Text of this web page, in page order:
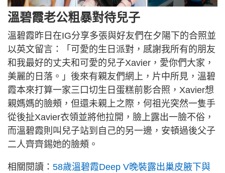
溫碧霞老公粗暴對待兒子
溫碧霞昨日在IG分享多張與好友們在夕陽下的合照並
以英文留言：「可愛的生日派對，感謝我所有的朋友
和我最好的丈夫和可愛的兒子Xavier，愛你們大家，
美麗的日落。」後來有親友們網上，片中所見，溫碧
霞本來打算一家三口切生日蛋糕前影合照，Xavier想
親媽媽的臉頰，但還未親上之際，何祖光突然一隻手
從後扯Xavier衣領並將他拉開，臉上露出一臉不俗，
而溫碧霞則叫兒子站到自己的另一邊，安頓過後父子
二人齊齊錫她的臉頰。
相關閱讀： 58歲溫碧霞Deep V晚裝露出巢皮腋下與